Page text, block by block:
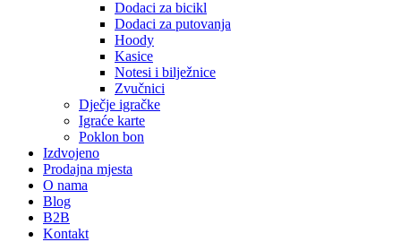
Dodaci za bicikl
Dodaci za putovanja
Hoody
Kasice
Notesi i bilježnice
Zvučnici
Dječje igračke
Igraće karte
Poklon bon
Izdvojeno
Prodajna mjesta
O nama
Blog
B2B
Kontakt